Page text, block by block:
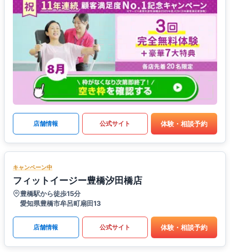
店舗情報 公式サイト 体験・相談予約
キャンペーン中
フィットイージー豊橋汐田橋店
豊橋駅から徒歩15分
愛知県豊橋市牟呂町扇田13
店舗情報 公式サイト 体験・相談予約